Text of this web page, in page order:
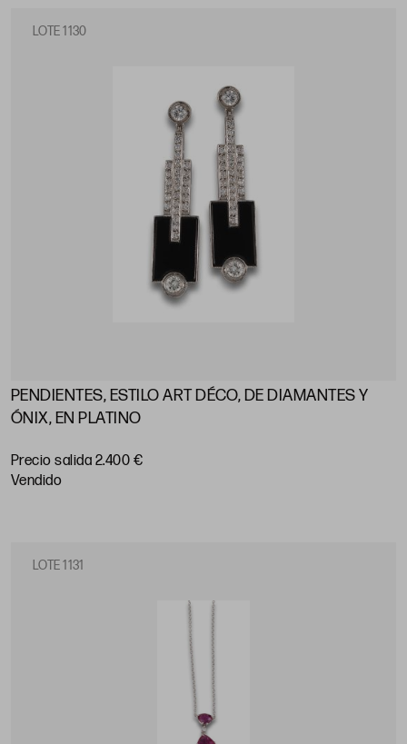
LOTE 1130
PENDIENTES, ESTILO ART DÉCO, DE DIAMANTES Y
ÓNIX, EN PLATINO
Precio salida 2.400 €
vendido
LOTE 1131